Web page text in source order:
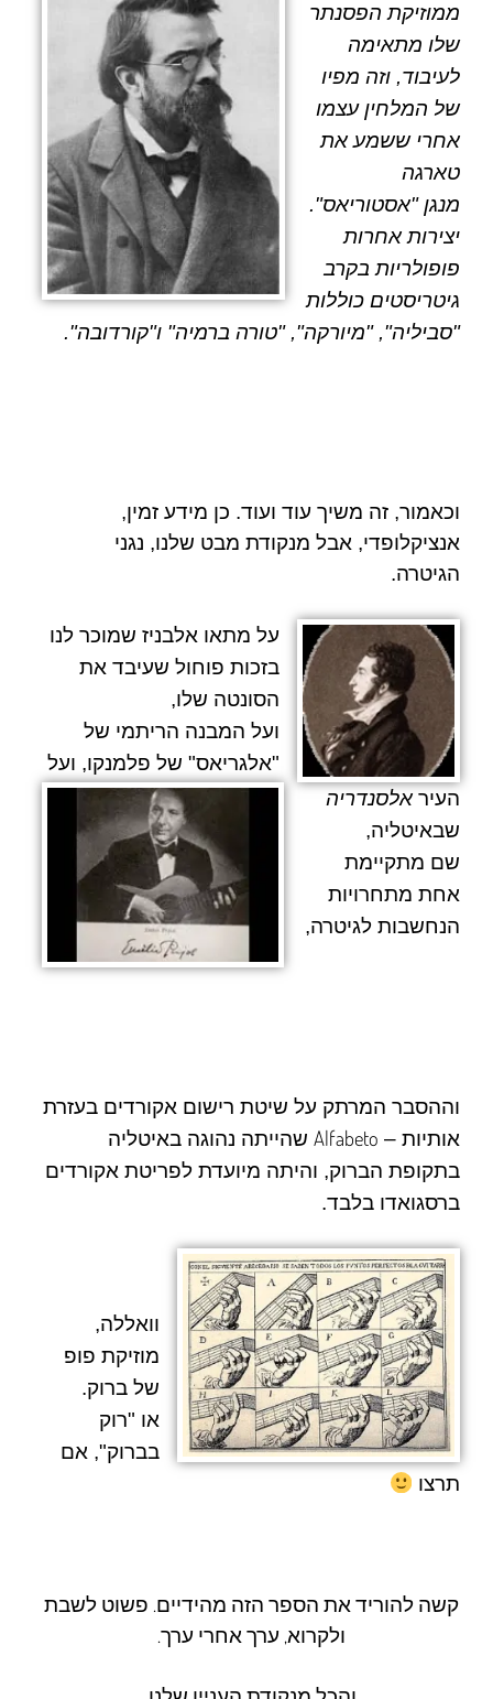
ממוזיקת ​​הפסנתר
שלו מתאימה
לעיבוד, וזה מפיו
של המלחין עצמו
אחרי ששמע את
טארגה
מנגן "אסטוריאס".
יצירות אחרות
פופולריות בקרב
גיטריסטים כוללות
"סביליה", "מיורקה", "טורה ברמיה" ו"קורדובה".
וכאמור, זה משיך עוד ועוד. כן מידע זמין,
אנציקלופדי, אבל מנקודת מבט שלנו, נגני
הגיטרה.
על מתאו אלבניז שמוכר לנו
בזכות פוחול שעיבד את
הסונטה שלו,
ועל המבנה הריתמי של
"אלגריאס" של פלמנקו, ועל
העיראלסנדריה
שבאיטליה,
שם מתקיימת
אחת מתחרויות
הנחשבות לגיטרה,
וההסבר המרתק על שיטת רישום אקורדים בעזרת
אותיות – Alfabeto שהייתה נהוגה באיטליה
בתקופת הברוק, והיתה מיועדת לפריטת אקורדים
ברסגואדו בלבד.
וואללה,
מוזיקת פופ
של ברוק.
או "רוק
בברוק", אם
תרצו
קשה להוריד את הספר הזה מהידיים. פשוט לשבת
ולקרוא, ערך אחרי ערך.